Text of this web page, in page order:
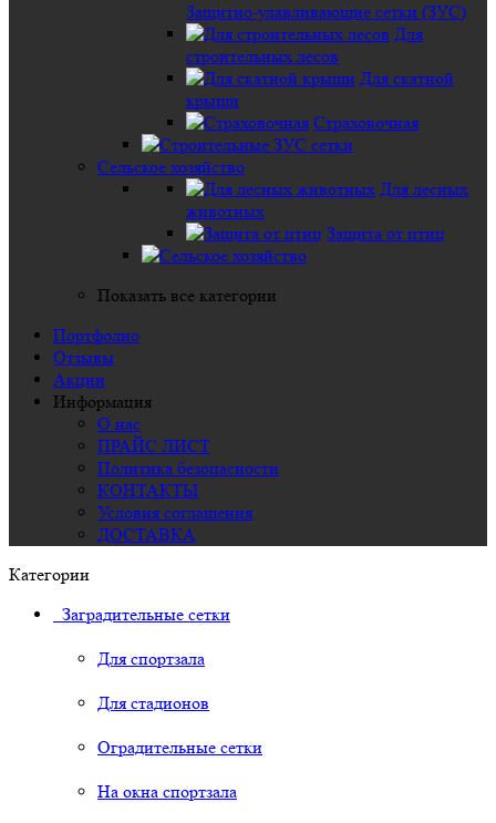
Защитно-улавливающие сетки (ЗУС)
Для
строительных лесов
Для скатной
крыши
Страховочная
Сельское хозяйство
Для лесных
животных
Защита от птиц
Показать все категории
Портфолио
Отзывы
Акции
Информация
О нас
ПРАЙС ЛИСТ
Политика безопасности
КОНТАКТЫ
Условия соглашения
ДОСТАВКА
Категории
Заградительные сетки
Для спортзала
Для стадионов
Оградительные сетки
На окна спортзала